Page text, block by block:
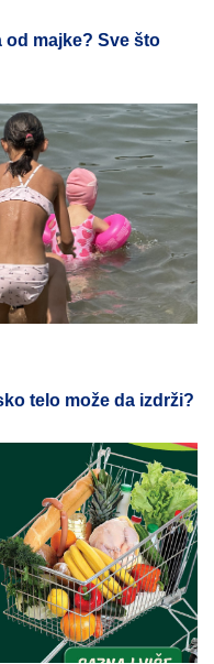
od majke? Sve što
telo može da izdrži?